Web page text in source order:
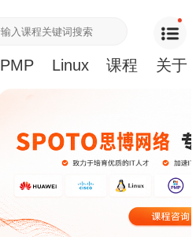
PMP Linux 课程 关于